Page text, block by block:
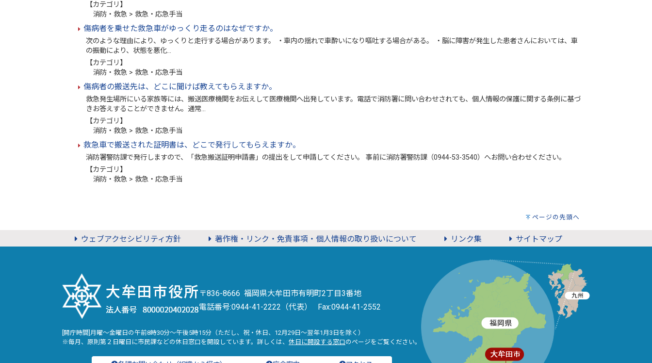
【カテゴリ】
消防・救急 > 救急・応急手当
傷病者を乗せた救急車がゆっくり走るのはなぜですか。
次のような理由により、ゆっくりと走行する場合があります。 ・車内の揺れで車酔いになり嘔吐する場合がある。 ・脳に障害が発生した患者さんにおいては、車
の振動により、状態を悪化…
【カテゴリ】
消防・救急 > 救急・応急手当
傷病者の搬送先は、どこに聞けば教えてもらえますか。
救急発生場所にいる家族等には、搬送医療機関をお伝えして医療機関へ出発しています。電話で消防署に問い合わせされても、個人情報の保護に関する条例に基づ
きお答えすることができません。通常…
【カテゴリ】
消防・救急 > 救急・応急手当
救急車で搬送された証明書は、どこで発行してもらえますか。
消防署警防課で発行しますので、「救急搬送証明申請書」の提出をして申請してください。 事前に消防署警防課（0944-53-3540）へお問い合わせください。
【カテゴリ】
消防・救急 > 救急・応急手当
ページの先頭へ
ウェブアクセシビリティ方針 著作権・リンク・免責事項・個人情報の取り扱いについて リンク集 サイトマップ
〒836-8666 福岡県大牟田市有明町2丁目3番地
電話番号:0944-41-2222（代表） Fax:0944-41-2552
[開庁時間]月曜～金曜日の午前8時30分～午後5時15分（ただし、祝・休日、12月29日～翌年1月3日を除く）
※毎月、原則第２日曜日に市民課などの休日窓口を開設しています。詳しくは、 休日に開設する窓口のページをご覧ください。